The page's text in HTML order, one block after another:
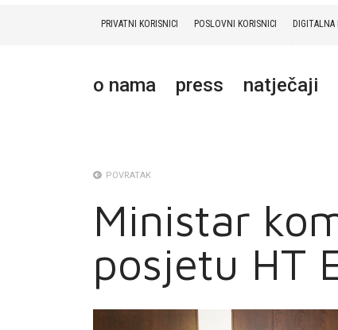
PRIVATNI KORISNICI POSLOVNI KORISNICI DIGITALNA
o nama press natječaji
MOJ PROFIL
POVRATAK
Ministar
posjetu HT